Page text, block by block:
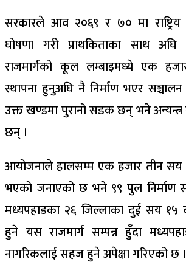
सरकारले आव २०६९ र ७० मा
घोषणा गरी प्राथकिताका साथ
राजमार्गको कूल लम्बाइमध्ये एक
स्थापना हुनुअघि नै निर्माण भएर
उक्त खण्डमा पुरानो सडक छन् भने
छन् ।
आयोजनाले हालसम्म एक हजार तीन सय
भएको जनाएको छ भने ९९ पुल निर्माण
मध्यपहाडका २६ जिल्लाका दुई सय १५
हुने यस राजमार्ग सम्पन्न हुँदा
नागरिकलाई सहज हुने अपेक्षा गरिएको छ ।